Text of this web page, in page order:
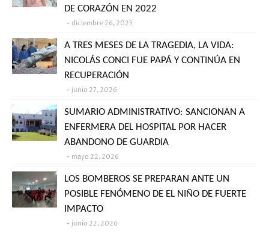
DE CORAZÓN EN 2022
diciembre 26, 2025
A TRES MESES DE LA TRAGEDIA, LA VIDA:
NICOLÁS CONCI FUE PAPÁ Y CONTINÚA EN
RECUPERACIÓN
junio 27, 2026
SUMARIO ADMINISTRATIVO: SANCIONAN A
ENFERMERA DEL HOSPITAL POR HACER
ABANDONO DE GUARDIA
mayo 22, 2026
LOS BOMBEROS SE PREPARAN ANTE UN
POSIBLE FENÓMENO DE EL NIÑO DE FUERTE
IMPACTO
junio 22, 2026